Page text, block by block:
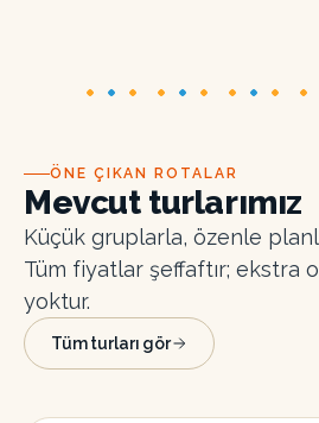
ÖNE ÇIKAN ROTALAR
Mevcut turlarımız
Küçük gruplarla, özenle
Tüm fiyatlar şeffaftır; ekstra
yoktur.
Tüm turları gör